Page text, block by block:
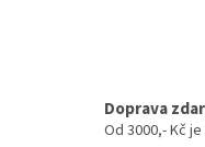
Doprava
Od 3000,- Kč